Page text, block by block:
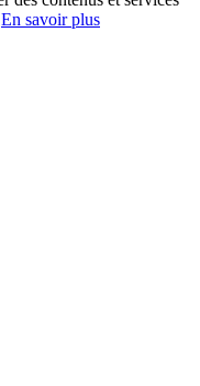
En savoir plus